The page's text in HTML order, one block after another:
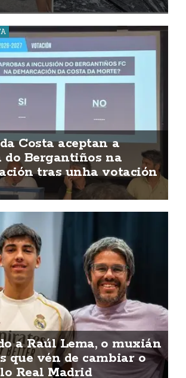
Costa aceptan a
Bergantiños na
tras unha votación
a Raúl Lema, o muxián
que vén de cambiar o
Real Madrid